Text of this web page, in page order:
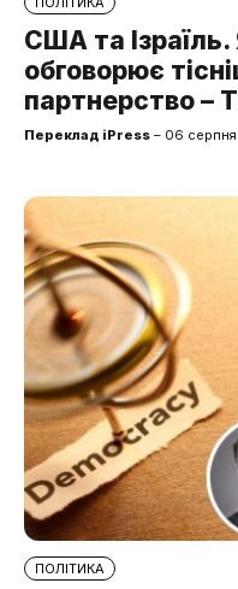
США та Ізраїль.
обговорює
партнерство –
Переклад iPress – 06
ПОЛІТИКА